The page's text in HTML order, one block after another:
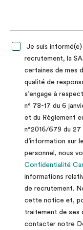
Je suis
recrutement, la
certaines de mes
qualité de
s’engage à
n° 78-17 du 6
et du Règlement
n°2016/679 du 27
d’information sur
personnel, nous
Confidentialité
informations
de recrutement.
cette notice et,
traitement de ses
contacter notre